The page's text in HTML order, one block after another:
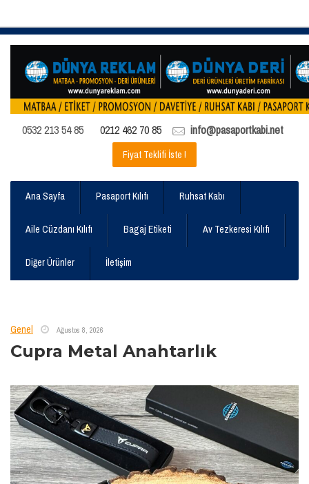
0532 213 54 85 0212 462 70 85 info@pasaportkabi.net
Fiyat Teklifi İste !
Ana Sayfa Pasaport Kılıfı Ruhsat Kabı
Aile Cüzdanı Kılıfı Bagaj Etiketi Av Tezkeresi Kılıfı
Diğer Ürünler İletişim
Genel Ağustos 8, 2026
Cupra Metal Anahtarlık